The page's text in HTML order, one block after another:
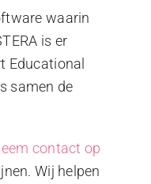
waarin
is er
Educational
samen de
contact op
Wij helpen